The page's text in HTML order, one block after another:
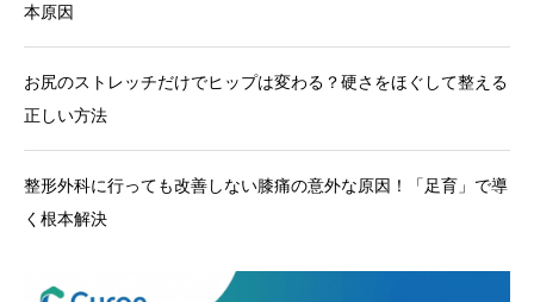
本原因
お尻のストレッチだけでヒップは変わる？硬さをほぐして整える
正しい方法
整形外科に行っても改善しない膝痛の意外な原因！「足育」で導
く根本解決